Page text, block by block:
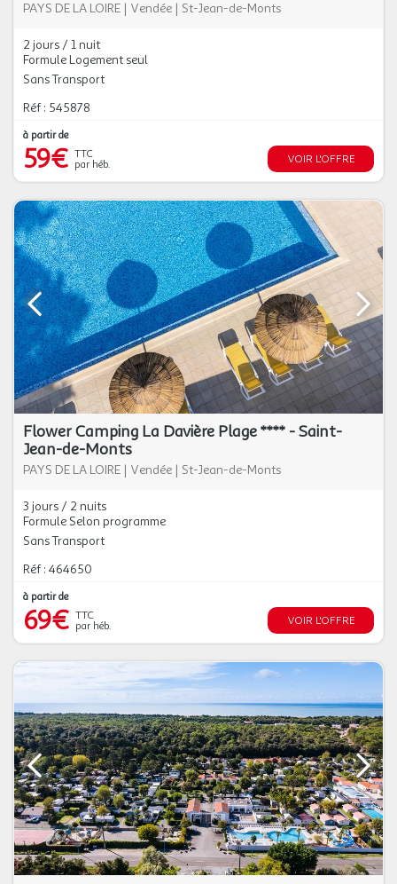
PAYS DE LA LOIRE | Vendée | St-Jean-de-Monts
2 jours / 1 nuit
Formule Logement seul
Sans Transport
Réf : 545878
à partir de
59€ TTC
par héb.
VOIR L'OFFRE
Flower Camping La Davière Plage **** - Saint-
Jean-de-Monts
PAYS DE LA LOIRE | Vendée | St-Jean-de-Monts
3 jours / 2 nuits
Formule Selon programme
Sans Transport
Réf : 464650
à partir de
69€ TTC
par héb.
VOIR L'OFFRE